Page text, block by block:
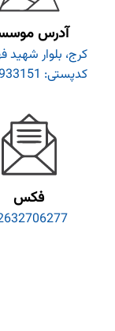
آدرس
کرج، بلوار شهید
کدپستی: 3135933151
فکس